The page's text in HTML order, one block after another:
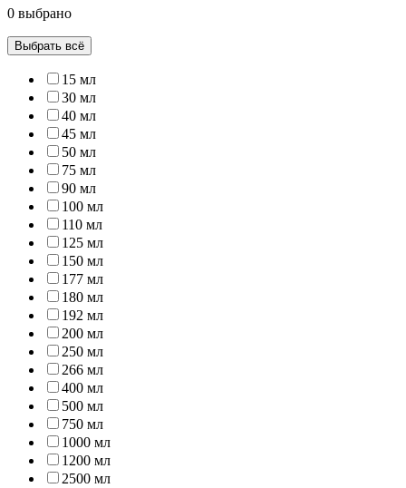
0 выбрано
Выбрать всё
15 мл
30 мл
40 мл
45 мл
50 мл
75 мл
90 мл
100 мл
110 мл
125 мл
150 мл
177 мл
180 мл
192 мл
200 мл
250 мл
266 мл
400 мл
500 мл
750 мл
1000 мл
1200 мл
2500 мл